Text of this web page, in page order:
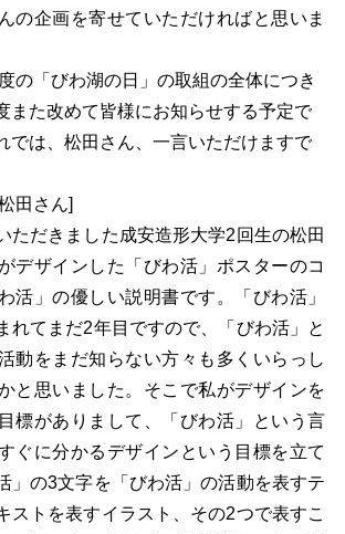
の企画を寄せていただければと思いま
の「びわ湖の日」の取組の全体につき
また改めて皆様にお知らせする予定で
では、松田さん、一言いただけますで
田さん]
ただきました成安造形大学2回生の松田
デザインした「びわ活」ポスターのコ
活」の優しい説明書です。「びわ活」
れてまだ2年目ですので、「びわ活」と
動をまだ知らない方々も多くいらっし
と思いました。そこで私がデザインを
標がありまして、「びわ活」という言
ぐに分かるデザインという目標を立て
」の3文字を「びわ活」の活動を表すテ
ストを表すイラスト、その2つで表すこ